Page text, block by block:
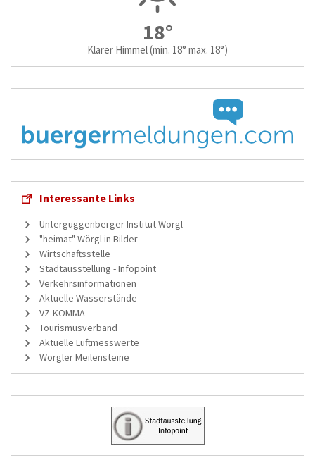
18°
Klarer Himmel(min. 18° max. 18°)
Interessante Links
Unterguggenberger Institut Wörgl
"heimat" Wörgl in Bilder
Wirtschaftsstelle
Stadtausstellung - Infopoint
Verkehrsinformationen
Aktuelle Wasserstände
VZ-KOMMA
Tourismusverband
Aktuelle Luftmesswerte
Wörgler Meilensteine